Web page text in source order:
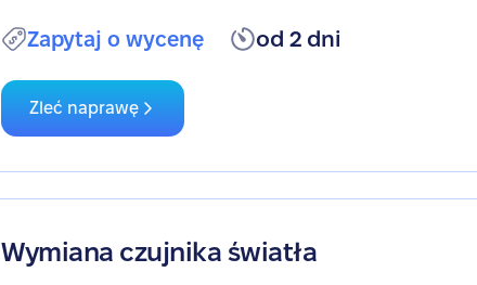
Zapytaj o wycenę od 2 dni
Zleć naprawę
Wymiana czujnika światła